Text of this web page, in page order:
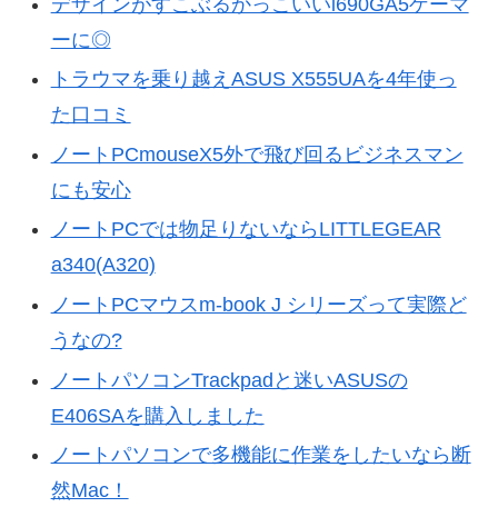
ーに◎
トラウマを乗り越えASUS X555UAを4年使っ
た口コミ
ノートPCmouseX5外で飛び回るビジネスマン
にも安心
ノートPCでは物足りないならLITTLEGEAR
a340(A320)
ノートPCマウスm-book J シリーズって実際ど
うなの?
ノートパソコンTrackpadと迷いASUSの
E406SAを購入しました
ノートパソコンで多機能に作業をしたいなら断
然Mac！